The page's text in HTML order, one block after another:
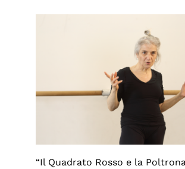
“Il Quadrato Rosso e la